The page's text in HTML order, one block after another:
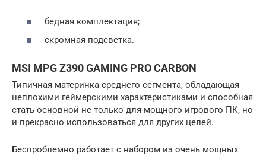
бедная комплектация;
скромная подсветка.
MSI MPG Z390 GAMING PRO CARBON
Типичная материнка среднего сегмента, обладающая
неплохими геймерскими характеристиками и способная
стать основной не только для мощного игрового ПК, но
и прекрасно использоваться для других целей.
Беспроблемно работает с набором из очень мощных